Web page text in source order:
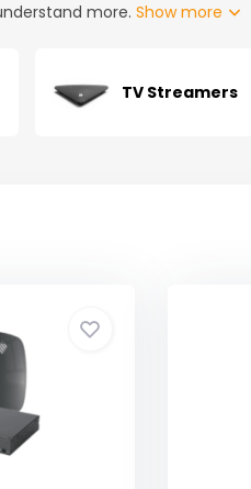
more. Show more
TV Streamers